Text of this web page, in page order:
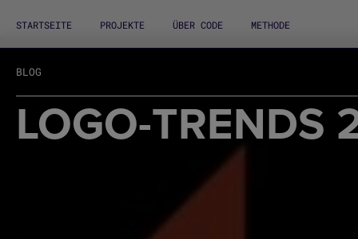
STARTSEITE PROJEKTE ÜBER CODE METHODE
BLOG
LOGO-TRENDS